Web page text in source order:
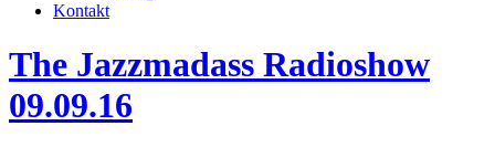
Kontakt
The Jazzmadass Radioshow
09.09.16